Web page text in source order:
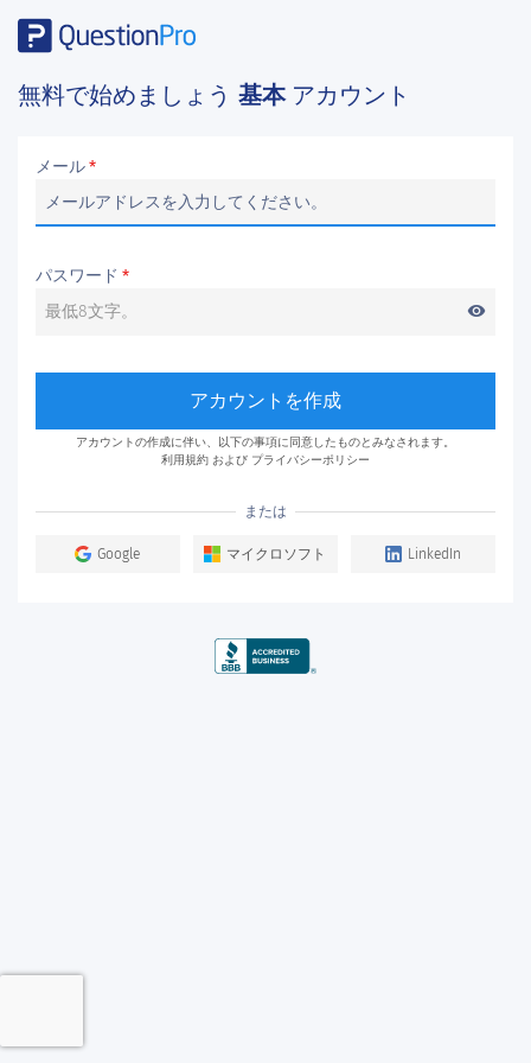
無料で始めましょう 基本 アカウント
メール*
パスワード *
visibility
アカウントを作成
アカウントの作成に伴い、以下の事項に同意したものとみなされます。
利用規約 および プライバシーポリシー
または
Google マイクロソフト LinkedIn